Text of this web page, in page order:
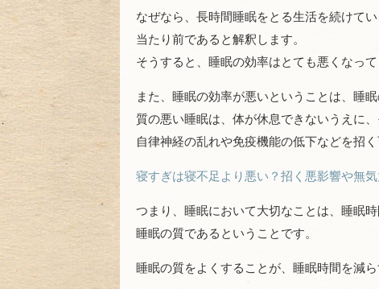
なぜなら、長時間睡眠をとる生活を続けて
当たり前であると解釈します。
そうすると、睡眠の効率はとても悪くなって
また、睡眠の効率が悪いということは、睡
質の悪い睡眠は、体が休息できないうえに、
自律神経の乱れや免疫機能の低下などを招く
寝すぎは寝不足より悪い？招く悪影響や無
つまり、睡眠において大切なことは、睡眠時
睡眠の質であるということです。
睡眠の質をよくすることが、睡眠時間を減